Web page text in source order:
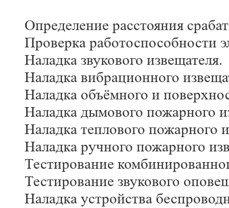
Определение расстояния
Проверка работоспособности
Наладка звукового извещателя.
Наладка вибрационного
Наладка объёмного и
Наладка дымового пожарного
Наладка теплового пожарного
Наладка ручного пожарного
Тестирование
Тестирование звукового
Наладка устройства